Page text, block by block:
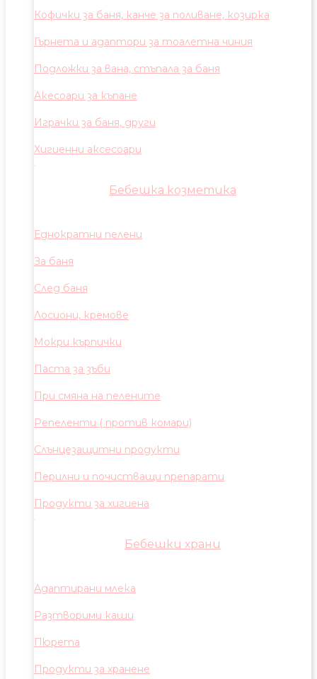
Кофички за баня, канче за поливане, козирка
Гърнета и адаптори за тоалетна чиния
Подложки за вана, стъпала за баня
Акесоари за къпане
Играчки за баня, други
Хигиенни аксесоари
Бебешка козметика
Еднократни пелени
За баня
След баня
Лосиони, кремове
Мокри кърпички
Паста за зъби
При смяна на пелените
Репеленти ( против комари)
Слънцезащитни продукти
Перилни и почистващи препарати
Продукти за хигиена
Бебешки храни
Адаптирани млека
Разтворими каши
Пюрета
Продукти за хранене